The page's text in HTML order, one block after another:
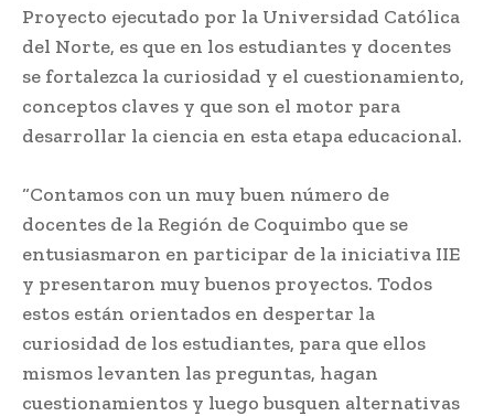
Proyecto ejecutado por la Universidad Católica
del Norte, es que en los estudiantes y docentes
se fortalezca la curiosidad y el cuestionamiento,
conceptos claves y que son el motor para
desarrollar la ciencia en esta etapa educacional.
“Contamos con un muy buen número de
docentes de la Región de Coquimbo que se
entusiasmaron en participar de la iniciativa IIE
y presentaron muy buenos proyectos. Todos
estos están orientados en despertar la
curiosidad de los estudiantes, para que ellos
mismos levanten las preguntas, hagan
cuestionamientos y luego busquen alternativas